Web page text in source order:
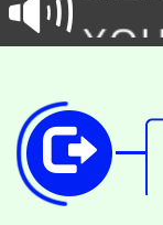
徵
開!
115
田
桃